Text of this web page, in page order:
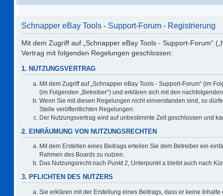
Schnapper eBay Tools - Support-Forum - Registrierung
Mit dem Zugriff auf „Schnapper eBay Tools - Support-Forum“
Vertrag mit folgenden Regelungen geschlossen:
1. NUTZUNGSVERTRAG
Mit dem Zugriff auf „Schnapper eBay Tools - Support-Forum“ (im
(im Folgenden „Betreiber“) und erklären sich mit den
Wenn Sie mit diesen Regelungen nicht einverstanden sind, so
Stelle veröffentlichten Regelungen.
Der Nutzungsvertrag wird auf unbestimmte Zeit geschlossen und
2. EINRÄUMUNG VON NUTZUNGSRECHTEN
Mit dem Erstellen eines Beitrags erteilen Sie dem Betreiber ein
Rahmen des Boards zu nutzen.
Das Nutzungsrecht nach Punkt 2, Unterpunkt a bleibt auch nach
3. PFLICHTEN DES NUTZERS
Sie erklären mit der Erstellung eines Beitrags, dass er keine